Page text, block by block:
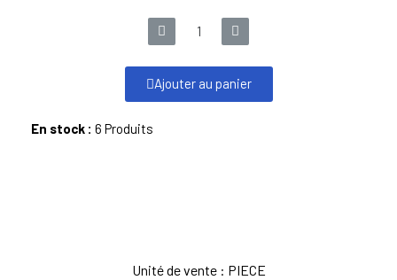
Ajouter au panier
En stock : 6 Produits
Unité de vente : PIECE